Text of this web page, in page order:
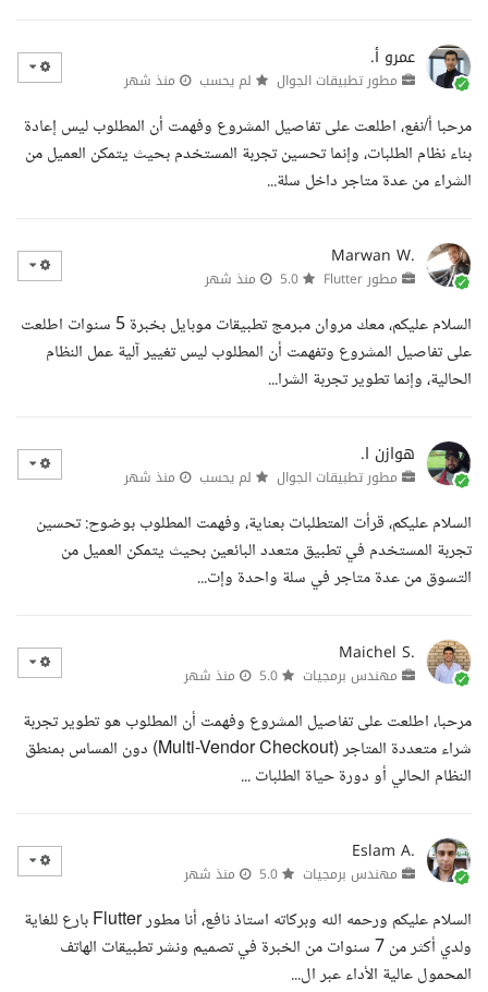
عمرو أ.
مطور تطبيقات الجوال لم يحسب منذ شهر
مرحبا أ/نفع، اطلعت على تفاصيل المشروع وفهمت أن المطلوب ليس إعادة
بناء نظام الطلبات، وإنما تحسين تجربة المستخدم بحيث يتمكن العميل من
الشراء من عدة متاجر داخل سلة...
Marwan W.
مطور Flutter منذ شهر
السلام عليكم، معك مروان مبرمج تطبيقات موبايل بخبرة 5 سنوات اطلعت
على تفاصيل المشروع وتفهمت أن المطلوب ليس تغيير آلية عمل النظام
الحالية، وإنما تطوير تجربة الشرا...
هوازن ا.
مطور تطبيقات الجوال لم يحسب منذ شهر
السلام عليكم، قرأت المتطلبات بعناية، وفهمت المطلوب بوضوح: تحسين
تجربة المستخدم في تطبيق متعدد البائعين بحيث يتمكن العميل من
التسوق من عدة متاجر في سلة واحدة وإت...
Maichel S.
مهندس برمجيات منذ شهر
مرحبا، اطلعت على تفاصيل المشروع وفهمت أن المطلوب هو تطوير تجربة
شراء متعددة المتاجر (Multi-Vendor Checkout) دون المساس بمنطق
النظام الحالي أو دورة حياة الطلبات ...
Eslam A.
مهندس برمجيات منذ شهر
السلام عليكم ورحمه الله وبركاته استاذ نافع، أنا مطور Flutter بارع للغاية
ولدي أكثر من 7 سنوات من الخبرة في تصميم ونشر تطبيقات الهاتف
المحمول عالية الأداء عبر ال...